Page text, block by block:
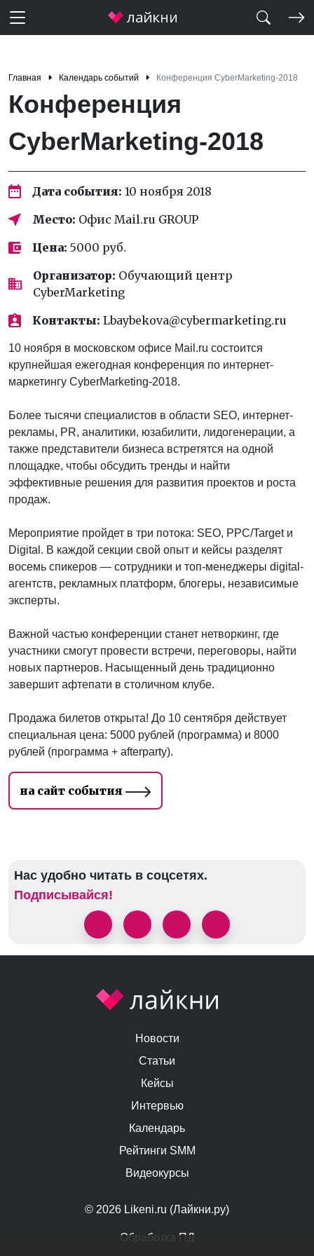
Главная Календарь событий Конференция CyberMarketing-2018
Конференция
CyberMarketing-2018
Дата события: 10 ноября 2018
Место: Офис Mail.ru GROUP
Цена: 5000 руб.
Организатор: Обучающий центр
CyberMarketing
Контакты: Lbaybekova@cybermarketing.ru
10 ноября в московском офисе Mail.ru состоится
крупнейшая ежегодная конференция по интернет-
маркетингу CyberMarketing-2018.
Более тысячи специалистов в области SEO, интернет-
рекламы, PR, аналитики, юзабилити, лидогенерации, а
также представители бизнеса встретятся на одной
площадке, чтобы обсудить тренды и найти
эффективные решения для развития проектов и роста
продаж.
Мероприятие пройдет в три потока: SEO, PPC/Target и
Digital. В каждой секции свой опыт и кейсы разделят
восемь спикеров — сотрудники и топ-менеджеры digital-
агентств, рекламных платформ, блогеры, независимые
эксперты.
Важной частью конференции станет нетворкинг, где
участники смогут провести встречи, переговоры, найти
новых партнеров. Насыщенный день традиционно
завершит афтепати в столичном клубе.
Продажа билетов открыта! До 10 сентября действует
специальная цена: 5000 рублей (программа) и 8000
рублей (программа + afterparty).
на сайт события
Нас удобно читать в соцсетях.
Подписывайся!
© 2026 Likeni.ru (Лайкни.ру)
Обработка ПД
Новости
Статьи
Кейсы
Интервью
Календарь
Рейтинги SMM
Видеокурсы